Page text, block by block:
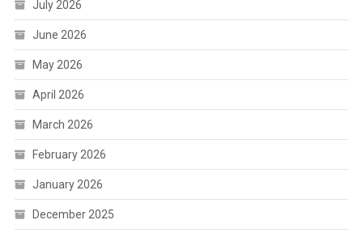
July 2026
June 2026
May 2026
April 2026
March 2026
February 2026
January 2026
December 2025